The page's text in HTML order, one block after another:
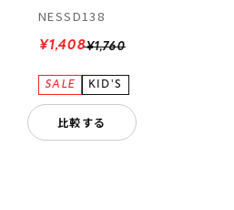
NESSD138
¥1,760
¥1,408
比較する